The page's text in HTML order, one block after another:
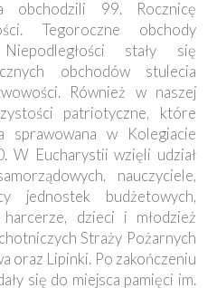
obchodzili 99. Rocznicę
Tegoroczne obchody
stały się
obchodów stulecia
Również w naszej
patriotyczne, które
sprawowana w Kolegiacie
W Eucharystii wzięli udział
nauczyciele,
jednostek budżetowych,
harcerze, dzieci i młodzież
Straży Pożarnych
oraz Lipinki. Po zakończeniu
się do miejsca pamięci im.